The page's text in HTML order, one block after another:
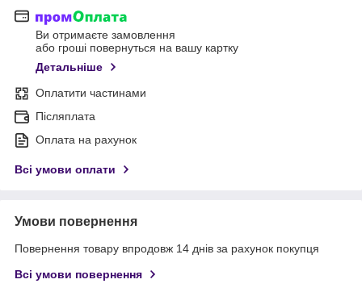
Ви отримаєте замовлення
або гроші повернуться на вашу картку
Детальніше
Оплатити частинами
Післяплата
Оплата на рахунок
Всі умови оплати
Умови повернення
Повернення товару впродовж 14 днів за рахунок покупця
Всі умови повернення